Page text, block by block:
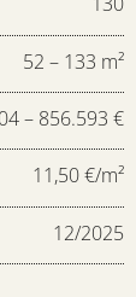
52 – 133 m²
– 856.593 €
11,50 €/m²
12/2025